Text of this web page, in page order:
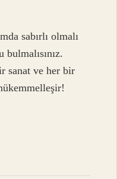
sabırlı olmalı
sanat ve her bir